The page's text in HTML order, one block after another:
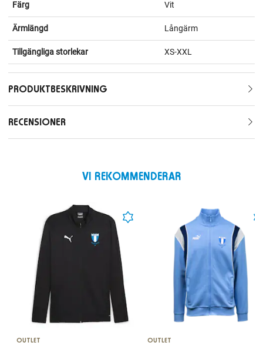
Färg Vit
Ärmlängd Långärm
Tillgängliga storlekar XS-XXL
PRODUKTBESKRIVNING
RECENSIONER
VI REKOMMENDERAR
OUTLET OUTLET